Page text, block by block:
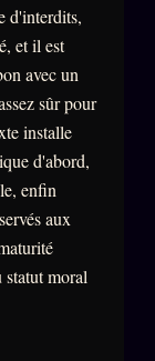
d'interdits,
et il est
avec un
sûr pour
installe
d'abord,
enfin
aux
moral